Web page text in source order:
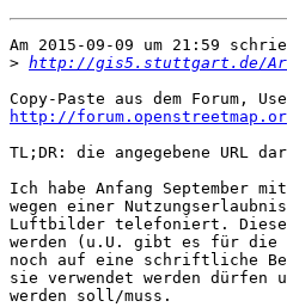
Am 2015-09-09 um 21:59
> http://gis5.stuttgart.de/
http://
TL;DR: die angegebene URL
Ich habe Anfang September
wegen einer
Luftbilder telefoniert. Diese
werden (u.U. gibt es für die
noch auf eine schriftliche
sie verwendet werden dürfen
werden soll/muss.